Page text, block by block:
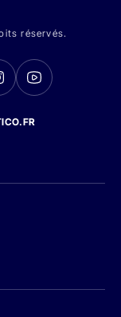
réservés.